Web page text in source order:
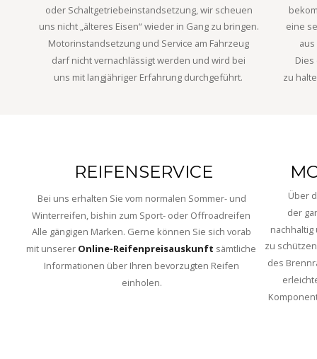
oder Schaltgetriebeinstandsetzung, wir scheuen
uns nicht „älteres Eisen“ wieder in Gang zu bringen.
Motorinstandsetzung und Service am Fahrzeug
darf nicht vernachlässigt werden und wird bei
uns mit langjähriger Erfahrung durchgeführt.
eine
zu
Über
der
zu
des
REIFENSERVICE
Bei uns erhalten Sie vom normalen Sommer- und
Winterreifen, bishin zum Sport- oder Offroadreifen
Alle gängigen Marken. Gerne können Sie sich vorab
mit unserer Online-Reifenpreisauskunft sämtliche
Informationen über Ihren bevorzugten Reifen
einholen.